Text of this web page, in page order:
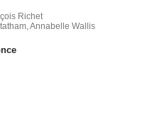
Richet
Annabelle Wallis